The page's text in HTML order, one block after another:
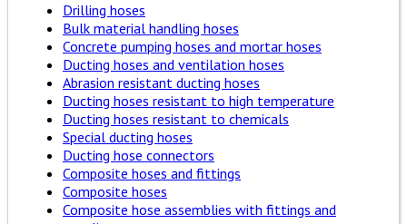
Drilling hoses
Bulk material handling hoses
Concrete pumping hoses and mortar hoses
Ducting hoses and ventilation hoses
Abrasion resistant ducting hoses
Ducting hoses resistant to high temperature
Ducting hoses resistant to chemicals
Special ducting hoses
Ducting hose connectors
Composite hoses and fittings
Composite hoses
Composite hose assemblies with fittings and